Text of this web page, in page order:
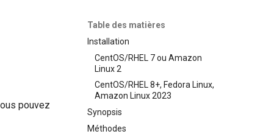
中文
Table des matières
Installation
CentOS/RHEL 7 ou Amazon
Linux 2
CentOS/RHEL 8+, Fedora Linux,
Amazon Linux 2023
Synopsis
Méthodes
pouvez